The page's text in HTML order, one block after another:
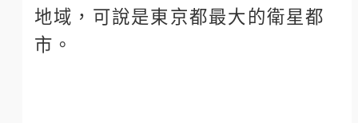
地域，可說是東京都最大的衛星都
市。